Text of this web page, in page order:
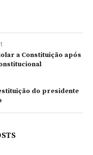
a Constituição após
do presidente